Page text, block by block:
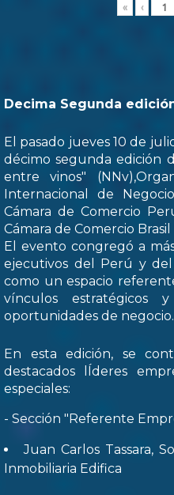
« ‹
Decima Segunda
El pasado jueves 10 de
décimo segunda edición
entre vinos"
Internacional de
Cámara de Comercio
Cámara de Comercio
El evento congregó a
ejecutivos del Perú y del
como un espacio
vínculos estratégicos
oportunidades de negocio.
En esta edición, se
destacados lÍderes
especiales:
- Sección "Referente
Juan Carlos Tassara,
Inmobiliaria Edifica